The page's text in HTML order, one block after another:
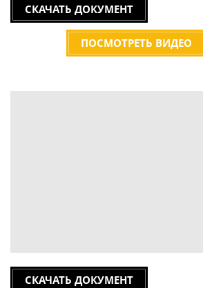
СКАЧАТЬ ДОКУМЕНТ
ПОСМОТРЕТЬ ВИДЕО
СКАЧАТЬ ДОКУМЕНТ